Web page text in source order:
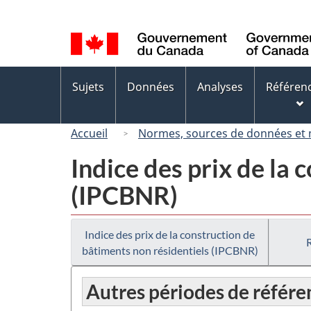
de
la
langue
des
Sujets Données Analyses
Accueil Normes, sources de données et
Indice des prix de la
(IPCBNR)
Indice des prix de la construction de
bâtiments non résidentiels (IPCBNR)
Autres périodes de